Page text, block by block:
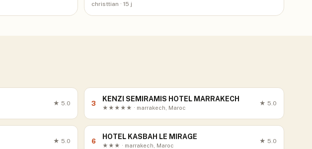
christtian · 15 j
★ 5.0 3
KENZI SEMIRAMIS HOTEL MARRAKECH
★★★★★ · marrakech, Maroc
★ 5.0
★ 5.0 6
HOTEL KASBAH LE MIRAGE
★★★ · marrakech, Maroc
★ 5.0